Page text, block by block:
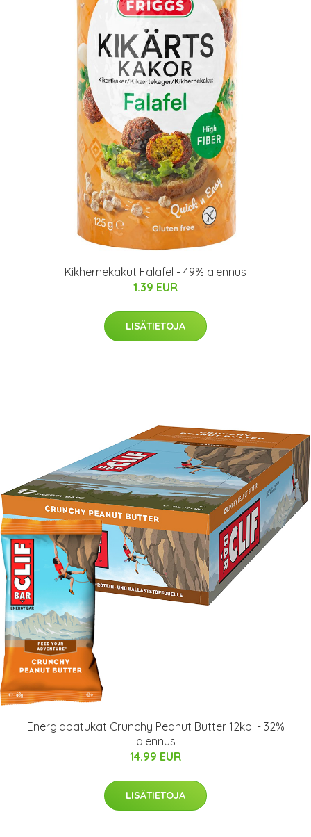
Kikhernekakut Falafel - 49% alennus
1.39 EUR
LISÄTIETOJA
Energiapatukat Crunchy Peanut Butter 12kpl - 32%
alennus
14.99 EUR
LISÄTIETOJA